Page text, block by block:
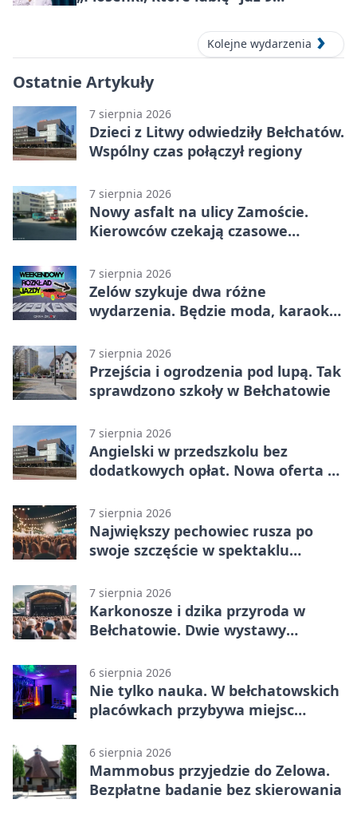
Kolejne wydarzenia
Ostatnie Artykuły
7 sierpnia 2026
Dzieci z Litwy odwiedziły Bełchatów.
Wspólny czas połączył regiony
7 sierpnia 2026
Nowy asfalt na ulicy Zamoście.
Kierowców czekają czasowe
7 sierpnia 2026
Zelów szykuje dwa różne
wydarzenia. Będzie moda, karaoke
7 sierpnia 2026
Przejścia i ogrodzenia pod lupą. Tak
sprawdzono szkoły w Bełchatowie
7 sierpnia 2026
Angielski w przedszkolu bez
dodatkowych opłat. Nowa oferta w
7 sierpnia 2026
Największy pechowiec rusza po
swoje szczęście w spektaklu
7 sierpnia 2026
Karkonosze i dzika przyroda w
Bełchatowie. Dwie wystawy
6 sierpnia 2026
Nie tylko nauka. W bełchatowskich
placówkach przybywa miejsc
6 sierpnia 2026
Mammobus przyjedzie do Zelowa.
Bezpłatne badanie bez skierowania